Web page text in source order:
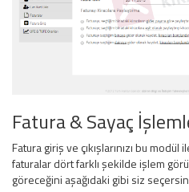
Fatura & Sayaç
Fatura giriş ve çıkışlarınızı bu
faturalar dört farklı şekilde işlem
göreceğini aşağıdaki gibi siz